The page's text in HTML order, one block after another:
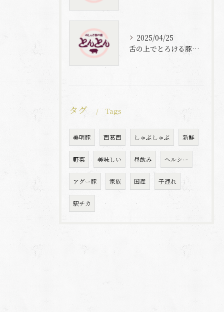
2025/04/25
舌の上でとろける豚肉と自家製梅出汁の魅力
タグ Tags
美明豚 西葛西 しゃぶしゃぶ 新鮮
野菜 美味しい 昼飲み ヘルシー
アグー豚 家族 国産 子連れ
駅チカ